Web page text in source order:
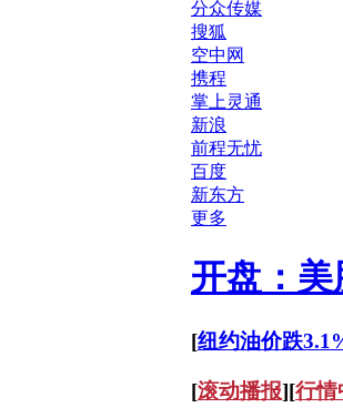
分众传媒
搜狐
空中网
携程
掌上灵通
新浪
前程无忧
百度
新东方
更多
开盘：
[纽约油价跌
[滚动播报][行情